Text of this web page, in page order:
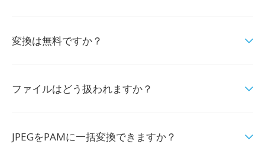
変換は無料ですか？
ファイルはどう扱われますか？
JPEGをPAMに一括変換できますか？